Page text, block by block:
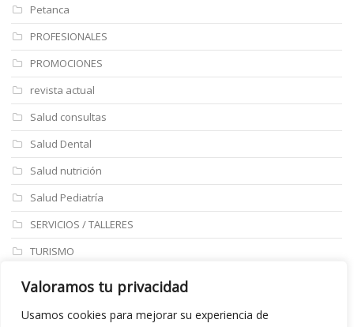
Valoramos tu privacidad
Usamos cookies para mejorar su experiencia de
Petanca
PROFESIONALES
PROMOCIONES
revista actual
Salud consultas
Salud Dental
Salud nutrición
Salud Pediatría
SERVICIOS / TALLERES
TURISMO
ULTIMAS NOTICIAS